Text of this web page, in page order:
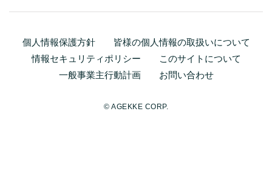
個人情報保護方針
皆様の個人情報の取扱いについて
情報セキュリティポリシー
このサイトについて
一般事業主行動計画
お問い合わせ
© AGEKKE CORP.